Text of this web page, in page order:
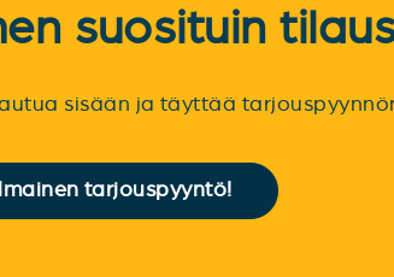
suosituin
sisään ja täyttää
tarjouspyyntö!